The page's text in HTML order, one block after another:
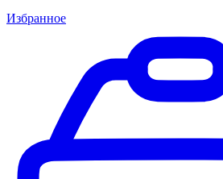
Избранное